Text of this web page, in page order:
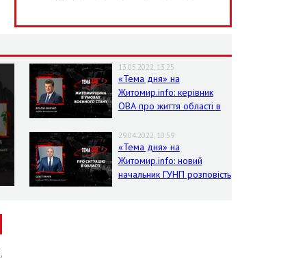
13.05.2022, 13:25
«Тема дня» на
Житомир.info: керівник
ОВА про життя області в
29.04.2022, 10:59
«Тема дня» на
Житомир.info: новий
начальник ГУНП розповість